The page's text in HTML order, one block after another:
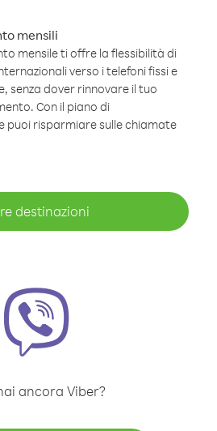
mensili
mensile ti offre la flessibilità di
verso i telefoni fissi e
senza dover rinnovare il tuo
Con il piano di
puoi risparmiare sulle chiamate
destinazioni
ancora Viber?